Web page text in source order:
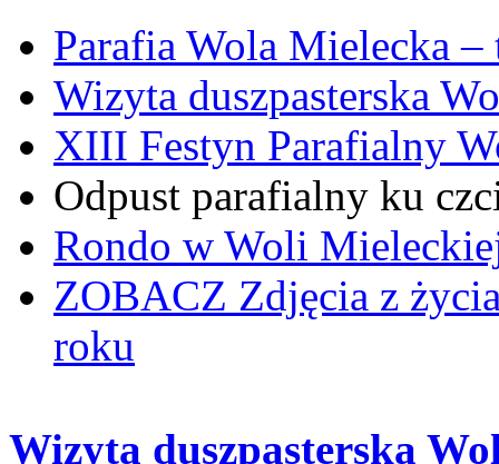
Parafia Wola Mielecka
Wizyta duszpasterska
XIII Festyn Parafialny
Odpust parafialny ku
Rondo w Woli
ZOBACZ Zdjęcia z
roku
Wizyta duszpasterska